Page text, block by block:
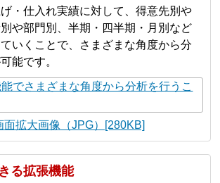
・仕入れ実績に対して、得意先別や
や部門別、半期・四半期・月別など
いくことで、さまざまな角度から分
能です。
面拡大画像（JPG）[280KB]
る拡張機能